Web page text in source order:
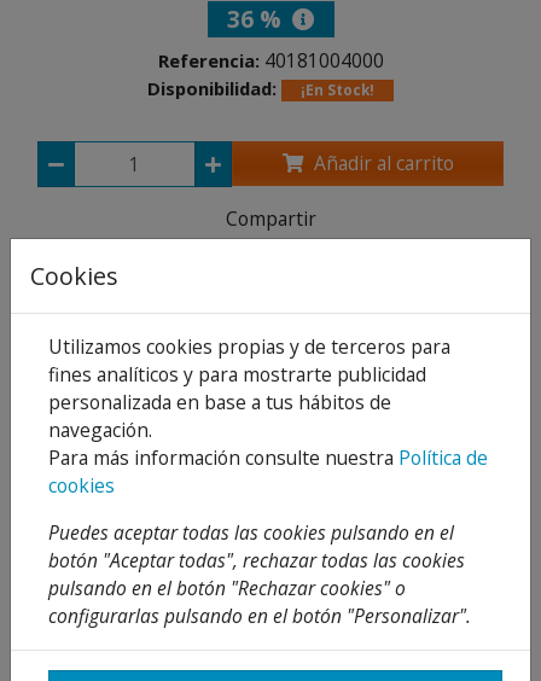
36 %
Referencia: 40181004000
Disponibilidad: ¡En Stock!
Añadir al carrito
Compartir
Descripción
Detalles
Adjuntos
Fabricadas conforme a las normas internacionales
de seguridad más exigentes, permiten regulación
de caudal de forma manual. Todos los modelos
incluyen ventosas para fijación en superficies no
porosas y cable de alimentación de 1,5 metros con
Cookies
Utilizamos cookies propias y de terceros para
fines analíticos y para mostrarte publicidad
personalizada en base a tus hábitos de
navegación.
Para más información consulte nuestra Política de
cookies
Puedes aceptar todas las cookies pulsando en el
botón "Aceptar todas", rechazar todas las cookies
pulsando en el botón "Rechazar cookies" o
configurarlas pulsando en el botón "Personalizar".